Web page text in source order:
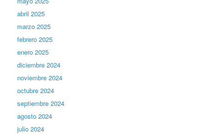
abril 2025
marzo 2025
febrero 2025
enero 2025
diciembre 2024
noviembre 2024
octubre 2024
septiembre 2024
agosto 2024
julio 2024